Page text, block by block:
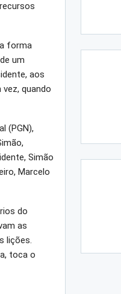
forma
um
aos
quando
(PGN),
Simão
Marcelo
do
as
lições.
toca o